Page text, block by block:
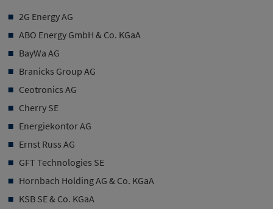
2G Energy AG
ABO Energy GmbH & Co. KGaA
BayWa AG
Branicks Group AG
Ceotronics AG
Cherry SE
Energiekontor AG
Ernst Russ AG
GFT Technologies SE
Hornbach Holding AG & Co. KGaA
KSB SE & Co. KGaA